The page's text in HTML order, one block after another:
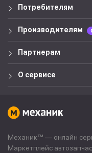
Потребителям
Производителям
Партнерам
О сервисе
Механик™ — онлайн
Маркетплейс